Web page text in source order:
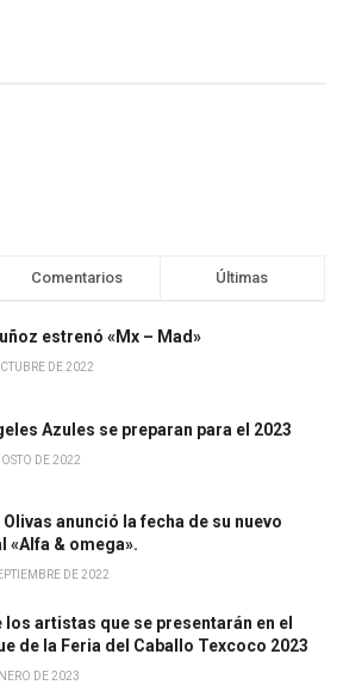
Comentarios Últimas
estrenó «Mx – Mad»
DE 2022
Azules se preparan para el 2023
DE 2022
anunció la fecha de su nuevo
«Alfa & omega».
DE 2022
los artistas que se presentarán en el
de la Feria del Caballo Texcoco 2023
DE 2023